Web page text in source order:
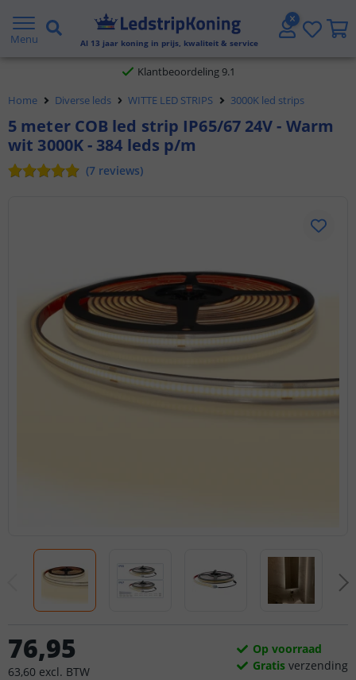
Menu Al 13 jaar koning in prijs, kwaliteit & service
Gratis verzending vanaf € 20,- NL en BE
Klantbeoordeling 9.1
Home Diverse leds WITTE LED STRIPS 3000K led strips
5 meter COB led strip IP65/67 24V - Warm
wit 3000K - 384 leds p/m
(7 reviews)
76,95
63,60 excl. BTW
Op voorraad
Gratis verzending